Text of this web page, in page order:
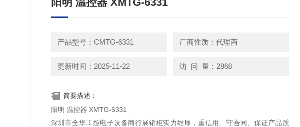
产品型号：CMTG-6331 厂商性质：代理商
更新时间：2025-11-22 访 问 量：2868
简要描述：
阳明 温控器 XMTG-6331
深圳市全华工控电子设备商行展销柜实力雄厚，重信用、守合同、保证产品质